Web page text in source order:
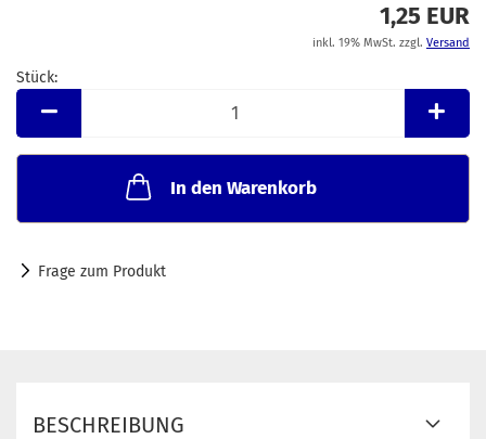
1,25 EUR
inkl. 19% MwSt. zzgl. Versand
Stück:
Stück
In den Warenkorb
Frage zum Produkt
BESCHREIBUNG